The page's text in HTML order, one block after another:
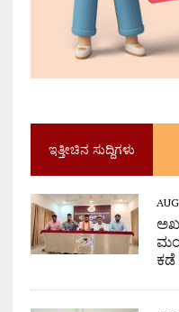
ಇತ್ತೀಚಿನ ಸುದ್ದಿಗಳು
ಕಡೆ